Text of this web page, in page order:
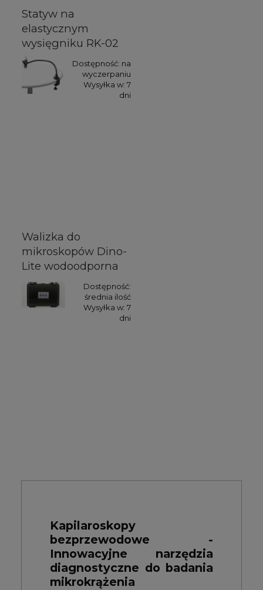
Statyw na
elastycznym
wysięgniku RK-02
Dostępność: na
wyczerpaniu
Wysyłka w: 7
dni
Walizka do
mikroskopów Dino-
Lite wodoodporna
Dostępność:
średnia ilość
Wysyłka w: 7
dni
Kapilaroskopy
bezprzewodowe -
Innowacyjne narzędzia
diagnostyczne do badania
mikrokrążenia